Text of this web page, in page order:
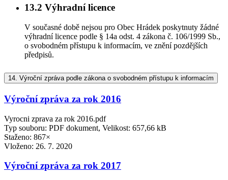
13.2 Výhradní licence
V současné době nejsou pro Obec Hrádek poskytnuty žádné
výhradní licence podle § 14a odst. 4 zákona č. 106/1999 Sb.,
o svobodném přístupu k informacím, ve znění pozdějších
předpisů.
14. Výroční zpráva podle zákona o svobodném přístupu k informacím
Výroční zpráva za rok 2016
Vyrocni zprava za rok 2016.pdf
Typ souboru: PDF dokument, Velikost: 657,66 kB
Staženo: 867×
Vloženo: 26. 7. 2020
Výroční zpráva za rok 2017